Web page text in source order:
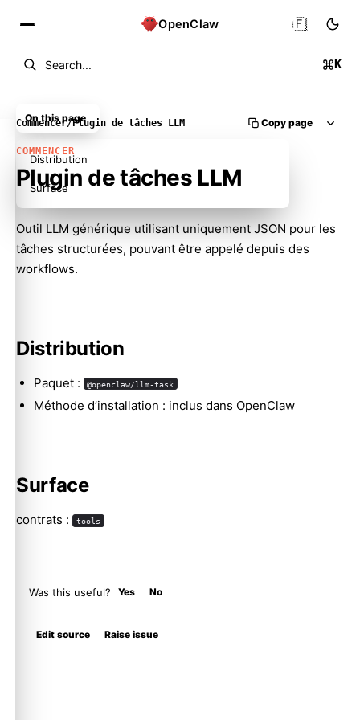
OpenClaw
Search... K
🇫🇷
Commencer/Plugin de tâches LLM Copy page
COMMENCER
Plugin de tâches LLM
Outil LLM générique utilisant uniquement JSON pour les
tâches structurées, pouvant être appelé depuis des
workflows.
Distribution
Paquet : @openclaw/llm-task
Méthode d’installation : inclus dans OpenClaw
Surface
contrats : tools
Was this useful? Yes No
Edit source Raise issue
On this page
Distribution
Surface
Molty